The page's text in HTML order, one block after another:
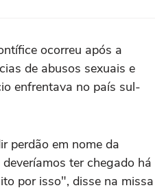
ocorreu após a
de abusos sexuais e
enfrentava no país sul-
perdão em nome da
ter chegado há
por isso", disse na missa